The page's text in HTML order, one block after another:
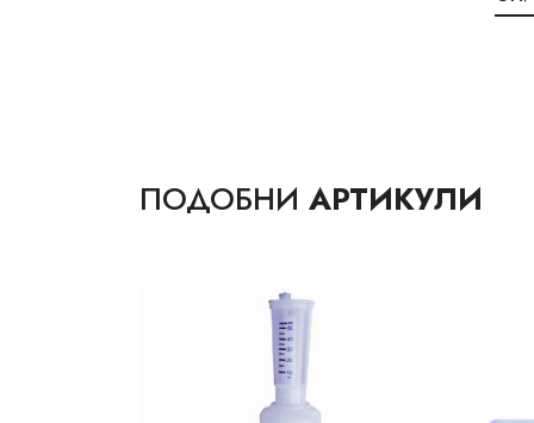
ПОДОБНИ АРТИКУЛИ